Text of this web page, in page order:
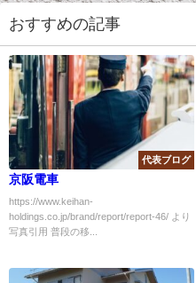
おすすめの記事
代表ブログ
京阪電車
https://www.keihan-
holdings.co.jp/brand/report/report-46/ より
写真引用 普段の移...